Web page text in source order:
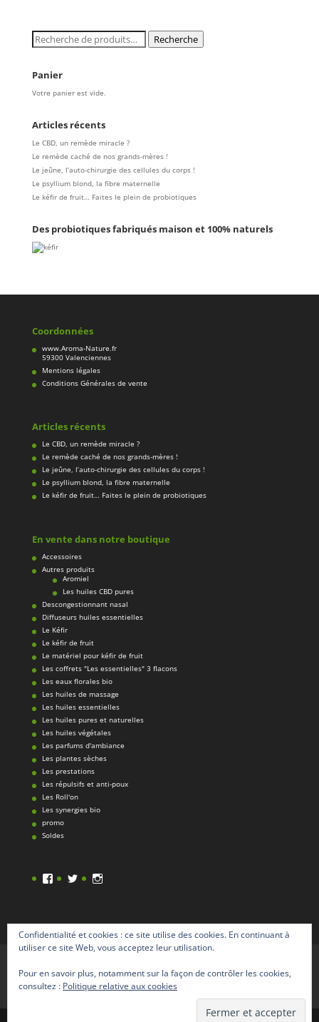
était :est :
Recherche
pour :
Recherche
Panier
Votre panier est vide.
Articles récents
Le CBD, un remède miracle ?
Le remède caché de nos grands-mères !
Le jeûne, l’auto-chirurgie des cellules du corps !
Le psyllium blond, la fibre maternelle
Le kéfir de fruit… Faites le plein de probiotiques
Des probiotiques fabriqués maison et 100% naturels
Coordonnées
www.Aroma-Nature.fr
59300 Valenciennes
Mentions légales
Conditions Générales de vente
Articles récents
Le CBD, un remède miracle ?
Le remède caché de nos grands-mères !
Le jeûne, l’auto-chirurgie des cellules du corps !
Le psyllium blond, la fibre maternelle
Le kéfir de fruit… Faites le plein de probiotiques
En vente dans notre boutique
Accessoires
Autres produits
Aromiel
Les huiles CBD pures
Descongestionnant nasal
Diffuseurs huiles essentielles
Le Kéfir
Le kéfir de fruit
Le matériel pour kéfir de fruit
Les coffrets "Les essentielles" 3 flacons
Les eaux florales bio
Les huiles de massage
Les huiles essentielles
Les huiles pures et naturelles
Les huiles végétales
Les parfums d'ambiance
Les plantes sèches
Les prestations
Les répulsifs et anti-poux
Les Roll'on
Les synergies bio
promo
Soldes
Facebook
TwitterInstagram
Qu’est ce que la Naturopathie
Qu’est ce que l’Aromathérapie
Nos experts Contact
Confidentialité et cookies : ce site utilise des cookies. En continuant à
utiliser ce site Web, vous acceptez leur utilisation.
Pour en savoir plus, notamment sur la façon de contrôler les cookies,
consultez : Politique relative aux cookies